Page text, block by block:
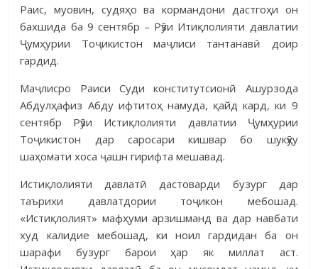
Раис, муовин, судяҳо ва кормандони дастгоҳи он
бахшида ба 9 сентябр – Рӯзи Итиқлолияти давлатии
Ҷумҳурии Тоҷикистон маҷлиси тантанавӣ доир
гардид.
Маҷлисро Раиси Суди конститутсионӣ Ашурзода
Абдулҳафиз Абду ифтитоҳ намуда, қайд кард, ки 9
сентябр Рӯзи Истиқлолияти давлатии Ҷумҳурии
Тоҷикистон дар саросари кишвар бо шукӯҳу
шаҳомати хоса ҷашн гирифта мешавад.
Истиқлолияти давлатӣ дастоварди бузург дар
таърихи давлатдории тоҷикон мебошад.
«Истиқлолият» мафҳуми арзишманд ва дар навбати
худ калидие мебошад, ки ноил гардидан ба он
шарафи бузург барои ҳар як миллат аст.